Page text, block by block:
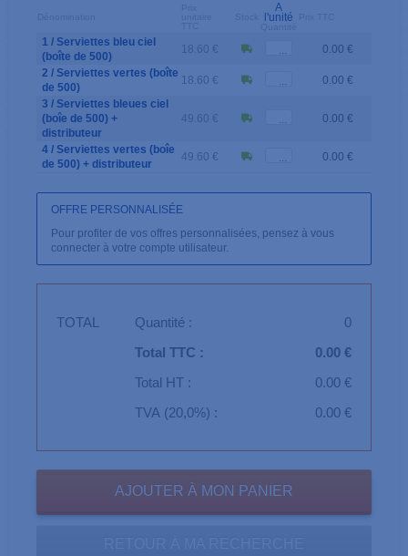
A
l'unité
1 / Serviettes bleu ciel
(boîte de 500)
18.60 €
0.00 €
2 / Serviettes vertes (boîte
de 500)
18.60 €
0.00 €
3 / Serviettes bleues ciel
(boîe de 500) +
distributeur
49.60 € 0.00 €
4 / Serviettes vertes (boîe
de 500) + distributeur
49.60 € 0.00 €
OFFRE PERSONNALISÉE
Pour profiter de vos offres personnalisées, pensez à vous
connecter à votre compte utilisateur.
TOTAL Quantité :
0
Total TTC :
0.00 €
Total HT :
0.00 €
TVA (20,0%) :
0.00 €